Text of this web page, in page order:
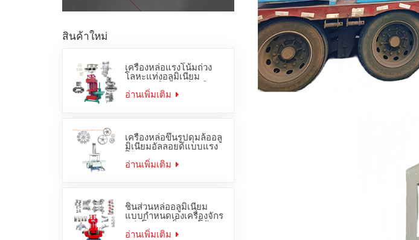
สินค้าใหม่
เครื่องหล่อแรงโน้มถ่วง
โลหะแท่งอลูมิเนียม
เนียมสังกะสี
อ่านเพิ่มเติม
เครื่องหล่อขึ้นรูปดุมล้ออลู
มิเนียมอัลลอยด์แบบแรง
อ่านเพิ่มเติม
ชิ้นส่วนหล่ออลูมิเนียม
แบบกำหนดเองเครื่องจักร
หล่อโลหะเหล็กแรงโน้ม
ถ่วง
อ่านเพิ่มเติม